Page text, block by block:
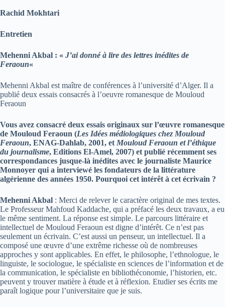
Rachid Mokhtari
Entretien
Mehenni Akbal : « J’ai donné à lire des lettres inédites de
Feraoun«
Mehenni Akbal est maître de conférences à l’université d’Alger. Il a
publié deux essais consacrés à l’oeuvre romanesque de Mouloud
Feraoun
Vous avez consacré deux essais originaux sur l’œuvre romanesque
de Mouloud Feraoun (Les Idées médiologiques chez Mouloud
Feraoun, ENAG-Dahlab, 2001, et Mouloud Feraoun et l’éthique
du journalisme, Editions El-Amel, 2007) et publié récemment ses
correspondances jusque-là inédites avec le journaliste Maurice
Monnoyer qui a interviewé les fondateurs de la littérature
algérienne des années 1950. Pourquoi cet intérêt à cet écrivain ?
Mehenni Akbal : Merci de relever le caractère original de mes textes.
Le Professeur Mahfoud Kaddache, qui a préfacé les deux travaux, a eu
le même sentiment. La réponse est simple. Le parcours littéraire et
intellectuel de Mouloud Feraoun est digne d’intérêt. Ce n’est pas
seulement un écrivain. C’est aussi un penseur, un intellectuel. Il a
composé une œuvre d’une extrême richesse où de nombreuses
approches y sont applicables. En effet, le philosophe, l’ethnologue, le
linguiste, le sociologue, le spécialiste en sciences de l’information et de
la communication, le spécialiste en bibliothéconomie, l’historien, etc.
peuvent y trouver matière à étude et à réflexion. Etudier ses écrits me
paraît logique pour l’universitaire que je suis.